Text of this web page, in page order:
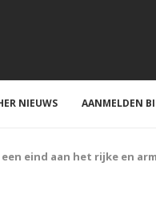
NIEUWS AANMELDEN
eind aan het rijke en